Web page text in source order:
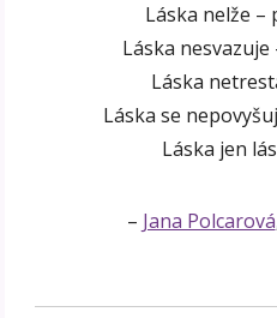
Láska nelže –
Láska
Láska
Láska se
Láska jen
– Jana Polcarová